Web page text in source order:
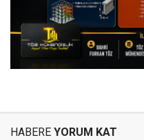
HABERE YORUM KAT